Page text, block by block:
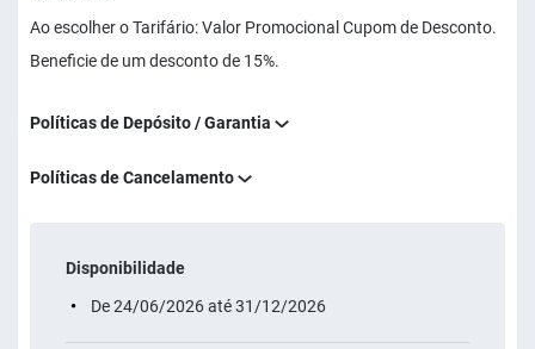
Ao escolher o Tarifário: Valor Promocional Cupom de Desconto.
Beneficie de um desconto de 15%.
Políticas de Depósito / Garantia
Políticas de Cancelamento
Disponibilidade
De 24/06/2026 até 31/12/2026